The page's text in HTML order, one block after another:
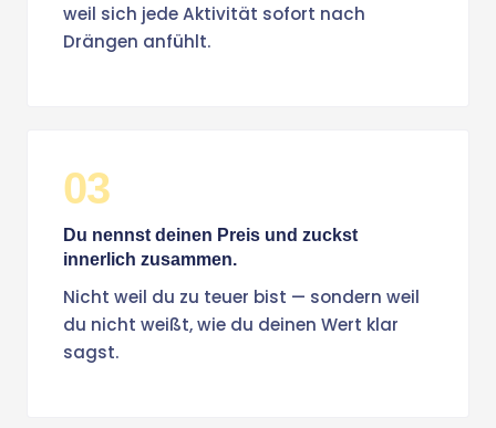
weil sich jede Aktivität sofort nach
Drängen anfühlt.
03
Du nennst deinen Preis und zuckst
innerlich zusammen.
Nicht weil du zu teuer bist — sondern weil
du nicht weißt, wie du deinen Wert klar
sagst.